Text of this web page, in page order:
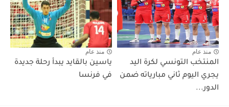
منذ عام
المنتخب التونسي لكرة اليد
يجري اليوم ثاني مبارياته ضمن
الدور...
منذ عام
ياسين بالقايد يبدأ رحلة جديدة
في فرنسا